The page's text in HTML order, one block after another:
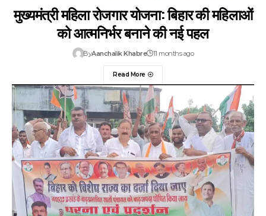
मुख्यमंत्री महिला रोजगार योजना: बिहार की महिलाओं
को आत्मनिर्भर बनाने की नई पहल
ByAanchalik Khabre 11 months ago
Read More